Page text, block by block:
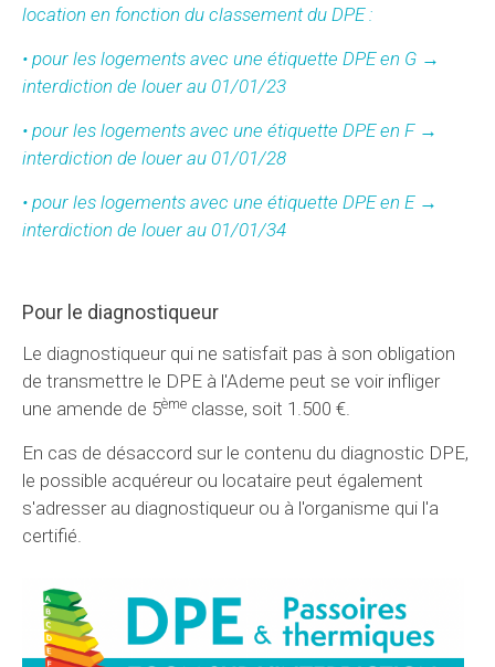
location en fonction du classement du DPE :
• pour les logements avec une étiquette DPE en G →
interdiction de louer au 01/01/23
• pour les logements avec une étiquette DPE en F →
interdiction de louer au 01/01/28
• pour les logements avec une étiquette DPE en E →
interdiction de louer au 01/01/34
Pour le diagnostiqueur
Le diagnostiqueur qui ne satisfait pas à son obligation
de transmettre le DPE à l'Ademe peut se voir infliger
une amende de 5ème classe, soit 1.500 €.
En cas de désaccord sur le contenu du diagnostic DPE,
le possible acquéreur ou locataire peut également
s'adresser au diagnostiqueur ou à l'organisme qui l'a
certifié.